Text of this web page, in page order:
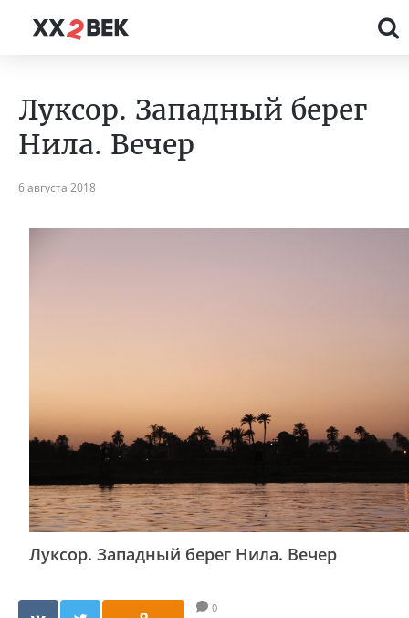
Луксор. Западный берег
Нила. Вечер
6 августа 2018
Луксор. Западный берег Нила. Вечер
0